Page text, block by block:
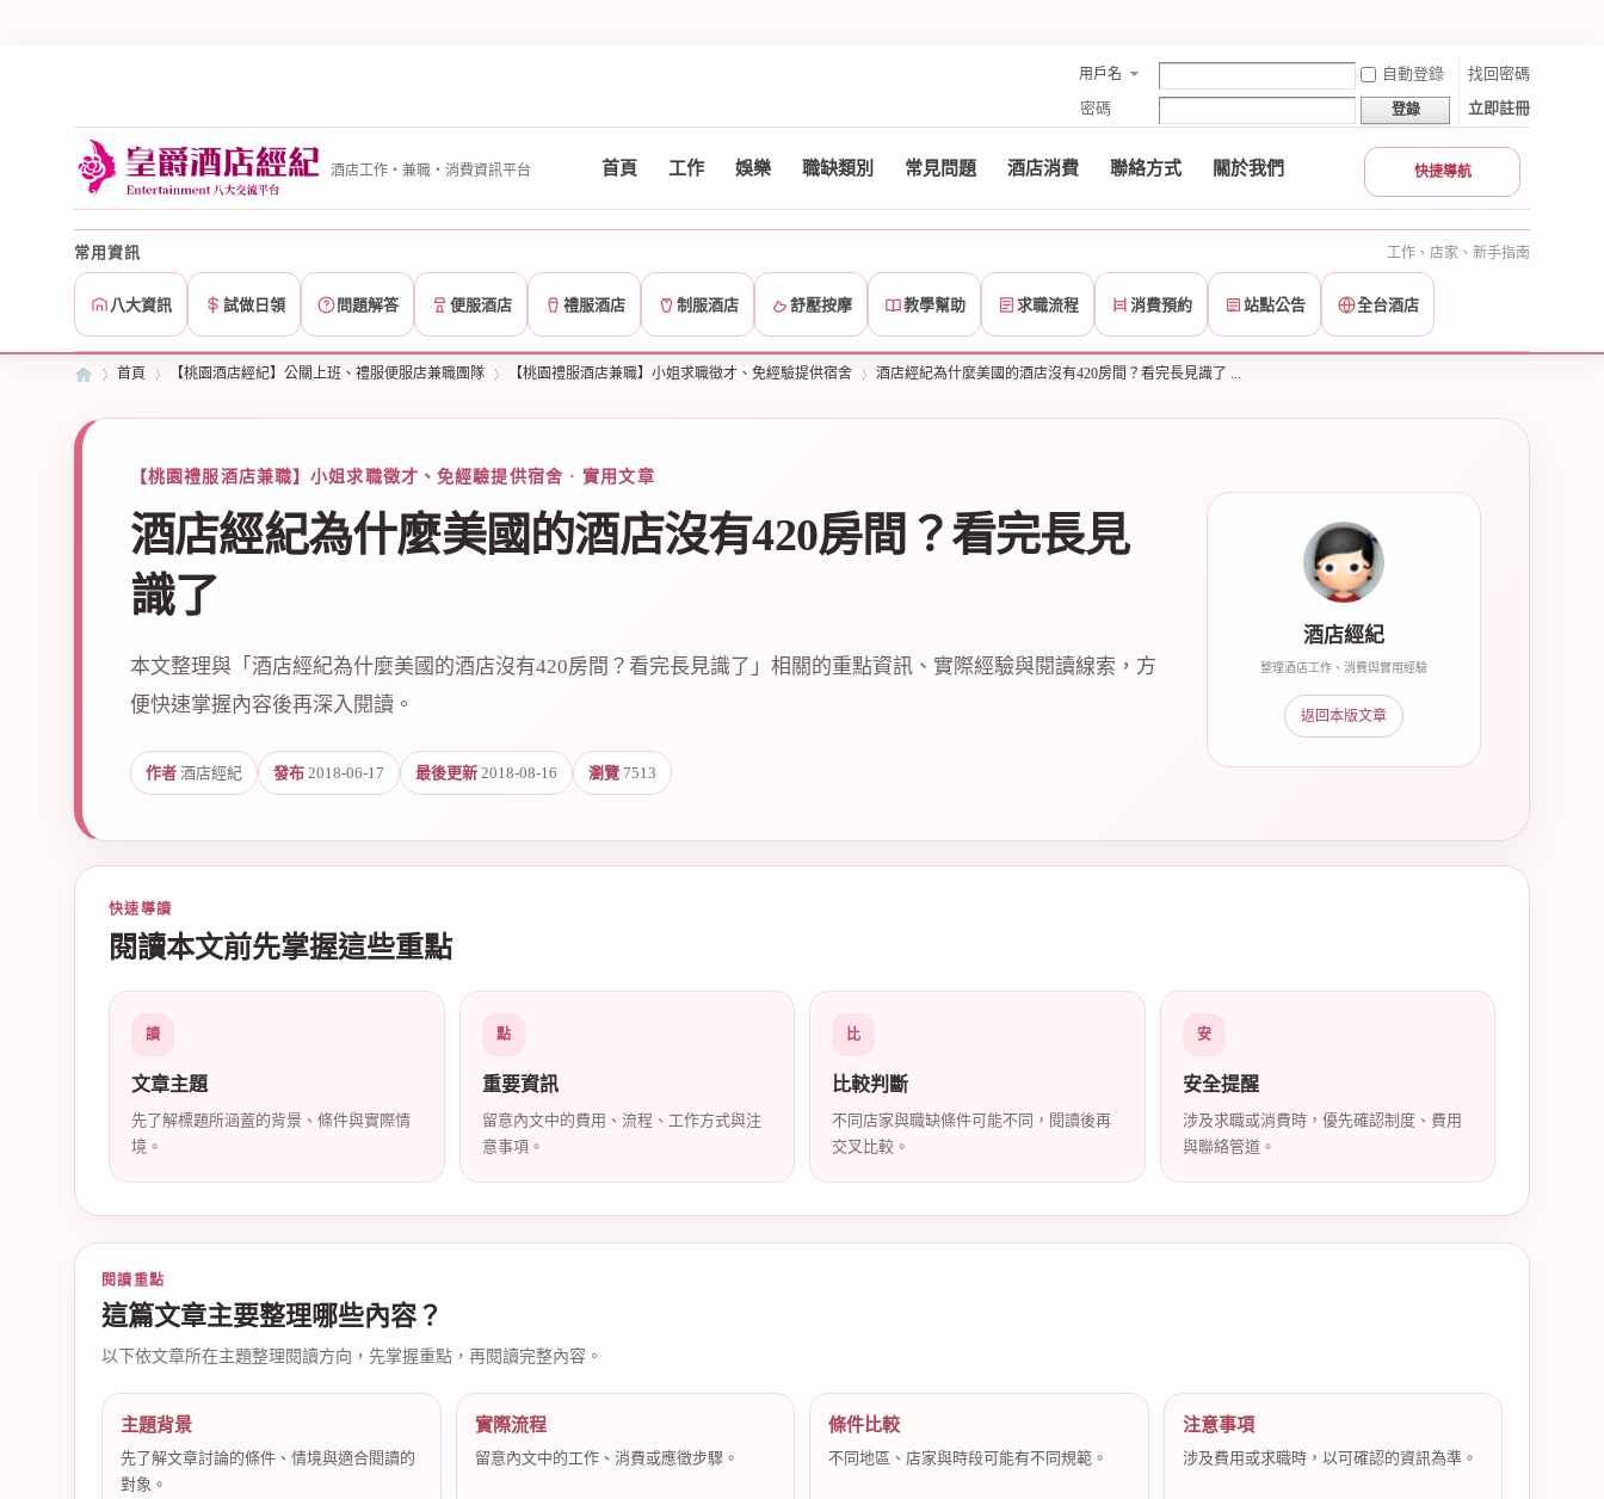
用戶名 自動登錄
找回密碼
密碼
登錄 立即註冊
酒店工作・兼職・消費資訊平台 首頁 工作 娛樂 職缺類別 常見問題 酒店消費 聯絡方式 關於我們 快捷導航
常用資訊 工作、店家、新手指南
八大資訊 試做日領 問題解答 便服酒店 禮服酒店 制服酒店 舒壓按摩 教學幫助 求職流程 消費預約 站點公告 全台酒店
店
首頁
›
【桃園酒店經紀】公關上班、禮服便服店兼職團隊
›
【桃園禮服酒店兼職】小姐求職徵才、免經驗提供宿舍 酒店經紀為什麼美國的酒店沒有420房間？看完長見識了 ...
【桃園禮服酒店兼職】小姐求職徵才、免經驗提供宿舍 · 實用文章
酒店經紀為什麼美國的酒店沒有420房間？看完長見
識了
本文整理與「酒店經紀為什麼美國的酒店沒有420房間？看完長見識了」相關的重點資訊、實際經驗與閱讀線索，方
便快速掌握內容後再深入閱讀。
作者 酒店經紀 發布 2018-06-17 最後更新 2018-08-16 瀏覽 7513
酒店經紀
整理酒店工作、消費與實用經驗
返回本版文章
快速導讀
閱讀本文前先掌握這些重點
讀
文章主題
先了解標題所涵蓋的背景、條件與實際情
境。
點
重要資訊
留意內文中的費用、流程、工作方式與注
意事項。
比
比較判斷
不同店家與職缺條件可能不同，閱讀後再
交叉比較。
安
安全提醒
涉及求職或消費時，優先確認制度、費用
與聯絡管道。
閱讀重點
這篇文章主要整理哪些內容？
以下依文章所在主題整理閱讀方向，先掌握重點，再閱讀完整內容。
主題背景
先了解文章討論的條件、情境與適合閱讀的
對象。
實際流程
留意內文中的工作、消費或應徵步驟。
條件比較
不同地區、店家與時段可能有不同規範。
注意事項
涉及費用或求職時，以可確認的資訊為準。